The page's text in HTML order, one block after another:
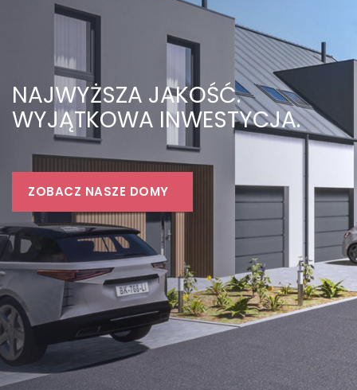
NAJWYŻSZA JAKOŚĆ.
WYJĄTKOWA INWESTYCJA.
ZOBACZ NASZE DOMY